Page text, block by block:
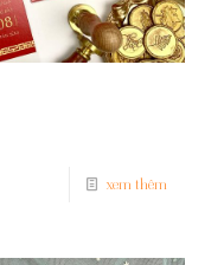
xem thêm